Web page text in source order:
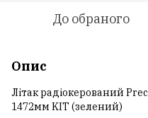
До обраного
Опис
Літак радіокерований
1472мм KIT (зелений)